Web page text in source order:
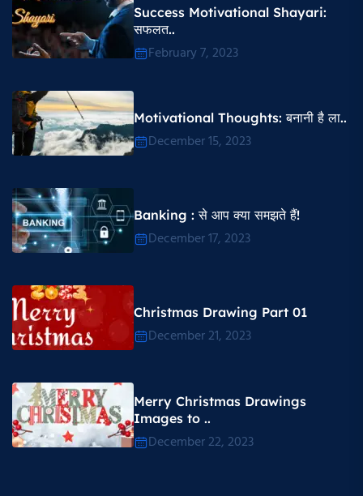
Success Motivational Shayari​:
सफलत..
February 7, 2023
Motivational Thoughts​: बनानी है ला..
December 15, 2023
Banking : से आप क्या समझते हैं!
December 17, 2023
Christmas Drawing Part 01
December 21, 2023
Merry Christmas Drawings
Images to ..
December 22, 2023